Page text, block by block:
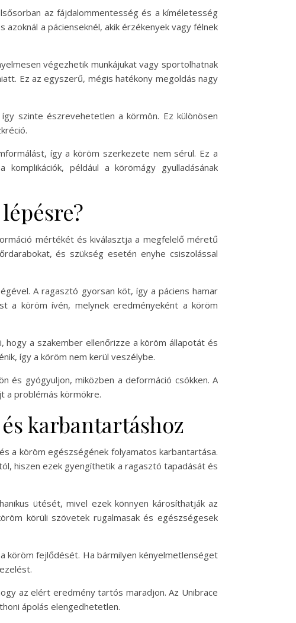
az fájdalommentesség és a kíméletesség
a pácienseknél, akik érzékenyek vagy félnek
végezhetik munkájukat vagy sportolhatnak
Ez az egyszerű, mégis hatékony megoldás nagy
szinte észrevehetetlen a körmön. Ez különösen
így a köröm szerkezete nem sérül. Ez a
például a körömágy gyulladásának
mértékét és kiválasztja a megfelelő méretű
és szükség esetén enyhe csiszolással
A ragasztó gyorsan köt, így a páciens hamar
a köröm ívén, melynek eredményeként a köröm
a szakember ellenőrizze a köröm állapotát és
így a köröm nem kerül veszélybe.
gyógyuljon, miközben a deformáció csökken. A
a problémás körmökre.
karbantartáshoz
a köröm egészségének folyamatos karbantartása.
hiszen ezek gyengíthetik a ragasztó tapadását és
ütését, mivel ezek könnyen károsíthatják az
körüli szövetek rugalmasak és egészségesek
köröm fejlődését. Ha bármilyen kényelmetlenséget
az elért eredmény tartós maradjon. Az Unibrace
ápolás elengedhetetlen.